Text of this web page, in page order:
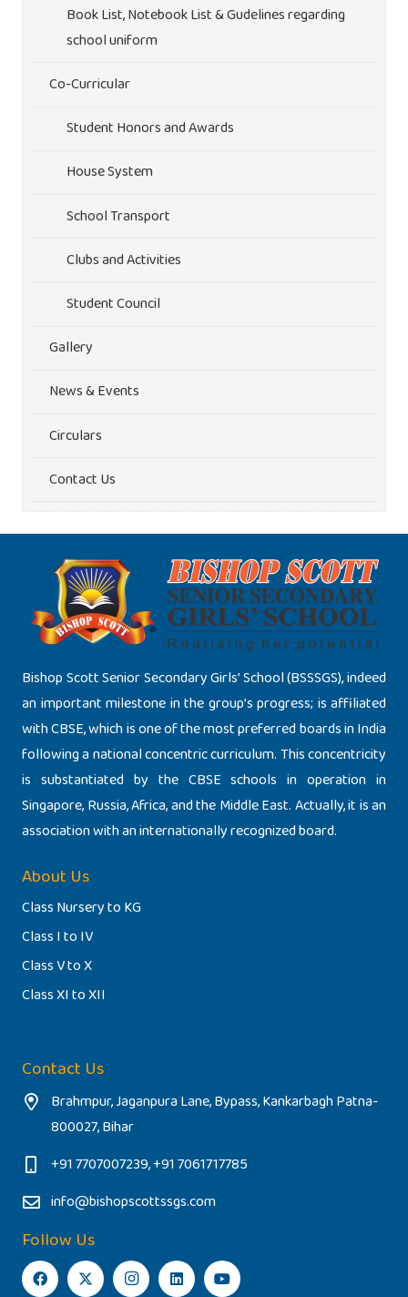
Book List, Notebook List & Gudelines regarding
school uniform
Co-Curricular
Student Honors and Awards
House System
School Transport
Clubs and Activities
Student Council
Gallery
News & Events
Circulars
Contact Us
Bishop Scott Senior Secondary Girls’ School (BSSSGS), indeed
an important milestone in the group’s progress; is affiliated
with CBSE, which is one of the most preferred boards in India
following a national concentric curriculum. This concentricity
is substantiated by the CBSE schools in operation in
Singapore, Russia, Africa, and the Middle East. Actually, it is an
association with an internationally recognized board.
About Us
Class Nursery to KG
Class I to IV
Class V to X
Class XI to XII
Contact Us
Brahmpur, Jaganpura Lane, Bypass, Kankarbagh Patna-
800027, Bihar
+91 7707007239, +91 7061717785
info@bishopscottssgs.com
Follow Us